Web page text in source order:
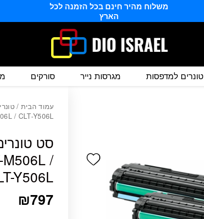
משלוח מהיר חינם בכל הזמנה לכל
הארץ
טונרים למדפסות מגרסות נייר סורקים
עמוד הבית /
/ CLT-Y506L
M506L /
Y506L
₪797
Add wishlist